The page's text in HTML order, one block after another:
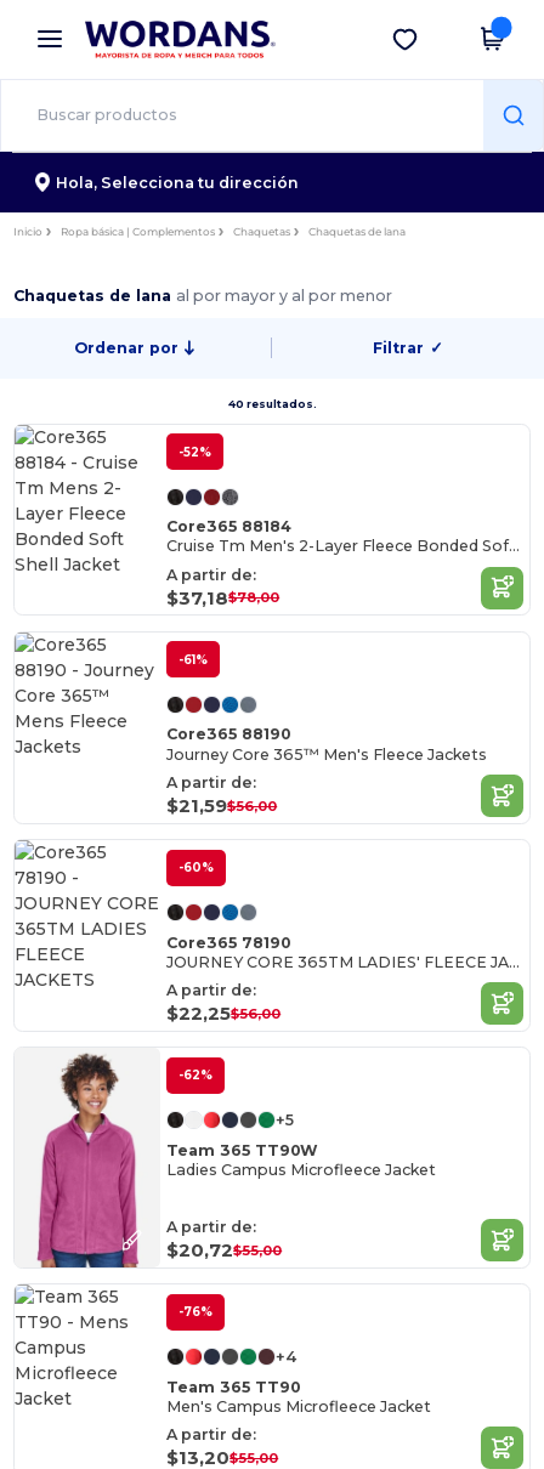
× App de Wordans
¡Mejores precios en app!
Descargar app
Hola, Selecciona tu dirección
Inicio Ropa básica | Complementos Chaquetas Chaquetas de lana
Chaquetas de lana al por mayor y al por menor
Ordenar por Filtrar ✓
40 resultados.
-52%
Core365 88184
Cruise Tm Men's 2-Layer Fleece Bonded Soft Shell Jacket
A partir de:
$37,18$78,00
-61%
Core365 88190
Journey Core 365™ Men's Fleece Jackets
A partir de:
$21,59$56,00
-60%
Core365 78190
JOURNEY CORE 365TM LADIES' FLEECE JACKETS
A partir de:
$22,25$56,00
-62%
+5
Team 365 TT90W
Ladies Campus Microfleece Jacket
A partir de:
$20,72$55,00
-76%
+4
Team 365 TT90
Men's Campus Microfleece Jacket
A partir de:
$13,20$55,00